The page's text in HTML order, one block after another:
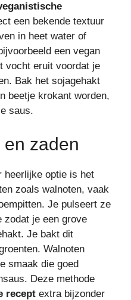
een bekende textuur
in heet water of
een vegan
vocht eruit voordat je
Bak het sojagehakt
beetje krokant worden,
saus.
zaden
heerlijke optie is het
zoals walnoten, vaak
Je pulseert ze
zodat je een grove
Je bakt dit
Walnoten
smaak die goed
Deze methode
recept extra bijzonder